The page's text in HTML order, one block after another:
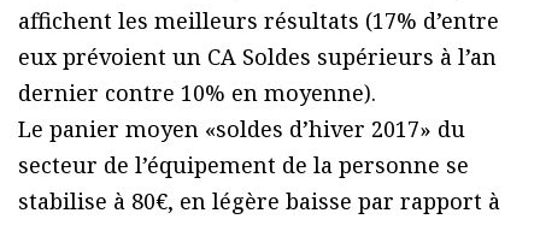
affichent les meilleurs résultats (17% d’entre
eux prévoient un CA Soldes supérieurs à l’an
dernier contre 10% en moyenne).
Le panier moyen «soldes d’hiver 2017» du
secteur de l’équipement de la personne se
stabilise à 80€, en légère baisse par rapport à